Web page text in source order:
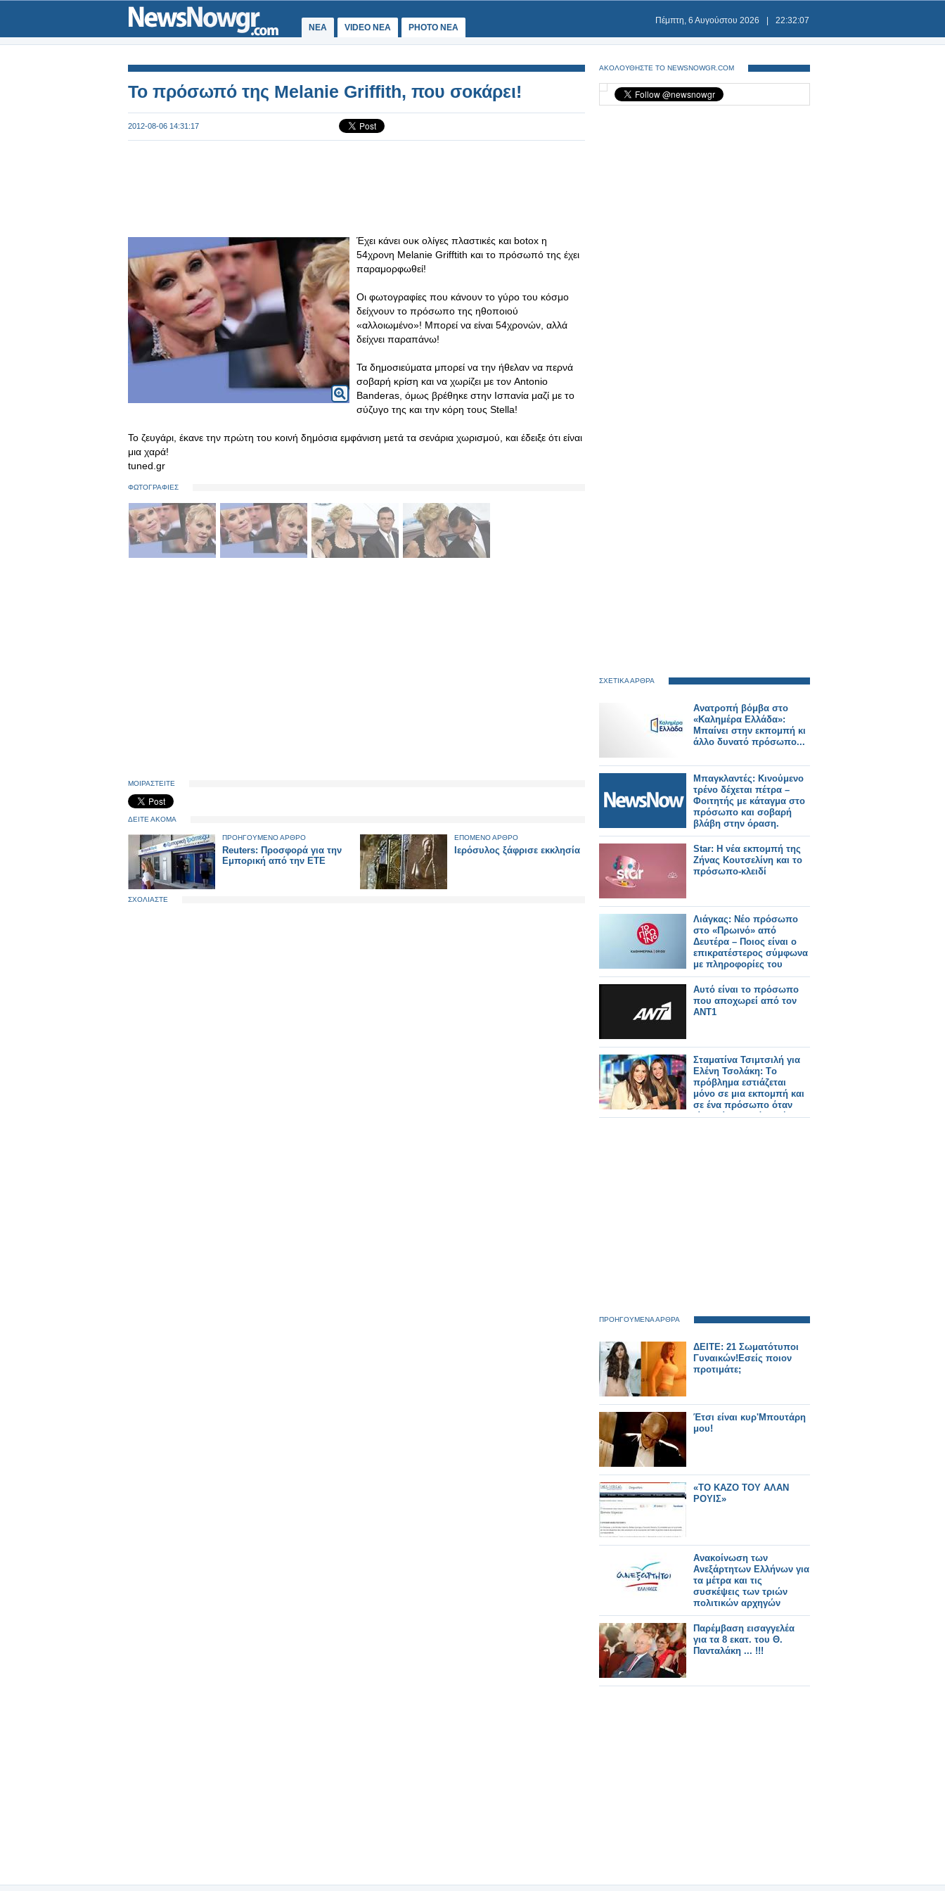
ΝΕΑ VIDEO NEA PHOTO NEA
Πέμπτη, 6 Αυγούστου 2026 22:32:07
Το πρόσωπό της Melanie Griffith, που σοκάρει!
2012-08-06 14:31:17
Έχει κάνει ουκ ολίγες πλαστικές και botox η
54χρονη Melanie Grifftith και το πρόσωπό της έχει
παραμορφωθεί!
Οι φωτογραφίες που κάνουν το γύρο του κόσμο
δείχνουν το πρόσωπο της ηθοποιού
«αλλοιωμένο»! Μπορεί να είναι 54χρονών, αλλά
δείχνει παραπάνω!
Τα δημοσιεύματα μπορεί να την ήθελαν να περνά
σοβαρή κρίση και να χωρίζει με τον Antonio
Banderas, όμως βρέθηκε στην Ισπανία μαζί με το
σύζυγο της και την κόρη τους Stella!
Το ζευγάρι, έκανε την πρώτη του κοινή δημόσια εμφάνιση μετά τα σενάρια χωρισμού, και έδειξε ότι είναι
μια χαρά!
tuned.gr
ΦΩΤΟΓΡΑΦΙΕΣ
ΜΟΙΡΑΣΤΕΙΤΕ
ΔΕΙΤΕ ΑΚΟΜΑ
ΠΡΟΗΓΟΥΜΕΝΟ ΑΡΘΡΟ
Reuters: Προσφορά για την
Εμπορική από την ΕΤΕ
ΕΠΟΜΕΝΟ ΑΡΘΡΟ
Ιερόσυλος ξάφρισε εκκλησία
ΣΧΟΛΙΑΣΤΕ
ΑΚΟΛΟΥΘΗΣΤΕ ΤΟ NEWSNOWGR.COM
ΣΧΕΤΙΚΑ ΑΡΘΡΑ
Ανατροπή βόμβα στο
«Καλημέρα Ελλάδα»:
Μπαίνει στην εκπομπή κι
άλλο δυνατό πρόσωπο...
Μπαγκλαντές: Κινούμενο
τρένο δέχεται πέτρα –
Φοιτητής με κάταγμα στο
πρόσωπο και σοβαρή
βλάβη στην όραση.
Star: Η νέα εκπομπή της
Ζήνας Κουτσελίνη και το
πρόσωπο-κλειδί
Λιάγκας: Νέο πρόσωπο
στο «Πρωινό» από
Δευτέρα – Ποιος είναι ο
επικρατέστερος σύμφωνα
με πληροφορίες του
Tvnea.com;
Αυτό είναι το πρόσωπο
που αποχωρεί από τον
ΑΝΤ1
Σταματίνα Τσιμτσιλή για
Ελένη Τσολάκη: Tο
πρόβλημα εστιάζεται
μόνο σε μια εκπομπή και
σε ένα πρόσωπο όταν
είναι μία χρονιά κακή για
ΠΡΟΗΓΟΥΜΕΝΑ ΑΡΘΡΑ
ΔΕΙΤΕ: 21 Σωματότυποι
Γυναικών!Εσείς ποιον
προτιμάτε;
Έτσι είναι κυρ'Μπουτάρη
μου!
«ΤΟ ΚΑΖΟ ΤΟΥ ΑΛΑΝ
ΡΟΥΙΣ»
Ανακοίνωση των
Ανεξάρτητων Ελλήνων για
τα μέτρα και τις
συσκέψεις των τριών
πολιτικών αρχηγών
Παρέμβαση εισαγγελέα
για τα 8 εκατ. του Θ.
Πανταλάκη ... !!!